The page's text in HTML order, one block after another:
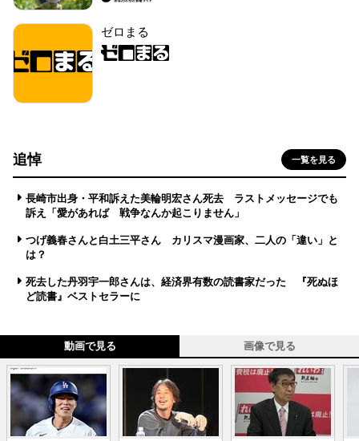
ゼロまる
追悼 一覧を見る
長崎市出身・平和訴えた美輪明宏さん死去 ラストメッセージでも
訴え「愛があれば 戦争なんか起こりません」
つげ義春さんと白土三平さん カリスマ漫画家、二人の「違い」と
は？
死去した丹羽宇一郎さんは、経済界有数の読書家だった 『死ぬほ
ど読書』ベストセラーに
動画で見る 画像で見る